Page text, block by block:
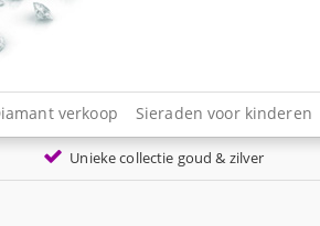
verkoop Sieraden voor kinderen
Unieke collectie goud & zilver